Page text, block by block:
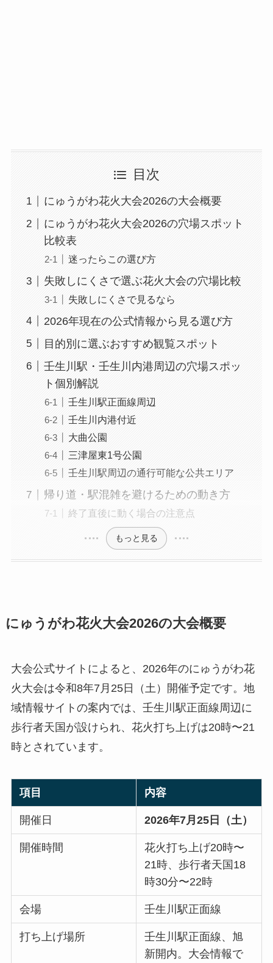
目次
にゅうがわ花火大会2026の大会概要
にゅうがわ花火大会2026の穴場スポット
比較表
迷ったらこの選び方
失敗しにくさで選ぶ花火大会の穴場比較
失敗しにくさで見るなら
2026年現在の公式情報から見る選び方
目的別に選ぶおすすめ観覧スポット
壬生川駅・壬生川内港周辺の穴場スポッ
ト個別解説
壬生川駅正面線周辺
壬生川内港付近
大曲公園
三津屋東1号公園
壬生川駅周辺の通行可能な公共エリア
帰り道・駅混雑を避けるための動き方
終了直後に動く場合の注意点
もっと見る
にゅうがわ花火大会2026の大会概要
大会公式サイトによると、2026年のにゅうがわ花
火大会は令和8年7月25日（土）開催予定です。地
域情報サイトの案内では、壬生川駅正面線周辺に
歩行者天国が設けられ、花火打ち上げは20時〜21
時とされています。
項目 内容
開催日 2026年7月25日（土）
開催時間
花火打ち上げ20時〜
21時、歩行者天国18
時30分〜22時
会場 壬生川駅正面線
打ち上げ場所
壬生川駅正面線、旭
新開内。大会情報で